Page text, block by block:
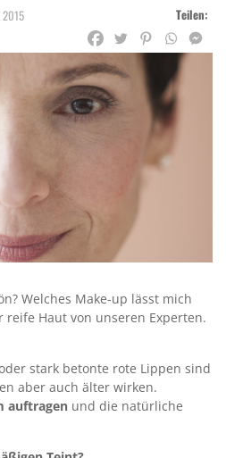
Teilen:
2015
Welches Make-up lässt mich
reife Haut von unseren Experten.
stark betonte rote Lippen sind
aber auch älter wirken.
auftragen und die natürliche